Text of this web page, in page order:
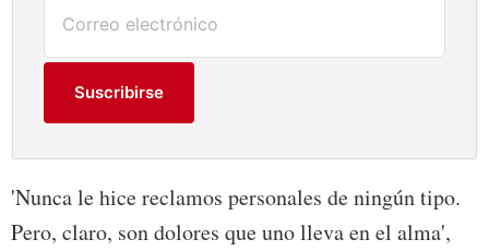
Suscribirse
'Nunca le hice reclamos personales de ningún tipo.
Pero, claro, son dolores que uno lleva en el alma',